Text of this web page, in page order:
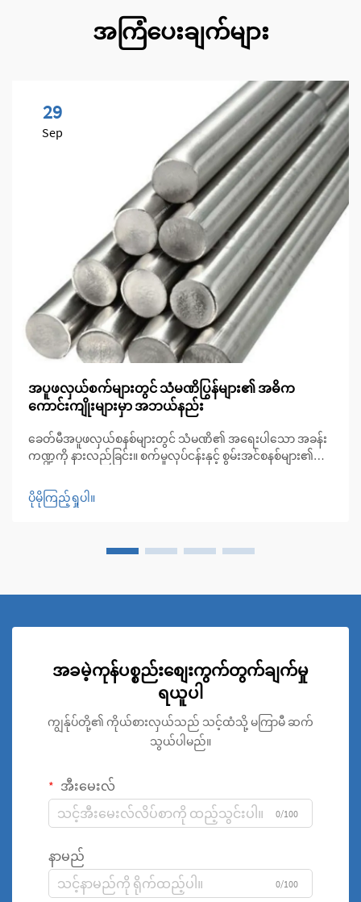
အကြံပေးချက်များ
29
Sep
အပူဖလှယ်စက်များတွင် သံမဏိပြွန်များ၏ အဓိက
ကောင်းကျိုးများမှာ အဘယ်နည်း
ခေတ်မီအပူဖလှယ်စနစ်များတွင် သံမဏိ၏ အရေးပါသော အခန်း
ကဏ္ဍကို နားလည်ခြင်း။ စက်မှုလုပ်ငန်းနှင့် စွမ်းအင်စနစ်များ၏
မှု၏ အဓိကအချက်ဖြစ်ပါသည်။ ဤရှုပ်ထွေးသောစနစ်များ၏
ဗဟိုချက်တွင်...
ပိုမိုကြည့်ရှုပါ။
အခမဲ့ကုန်ပစ္စည်းစျေးကွက်တွက်ချက်မှု
ရယူပါ
ကျွန်ုပ်တို့၏ ကိုယ်စားလှယ်သည် သင့်ထံသို့ မကြာမီ ဆက်
သွယ်ပါမည်။
အီးမေးလ်
0/100
နာမည်
0/100